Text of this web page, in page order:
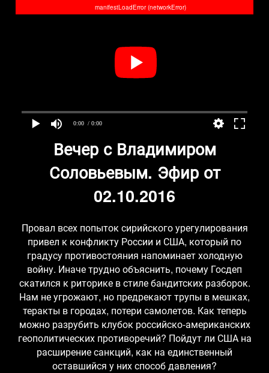
0:00 / 0:00
manifestLoadError (networkError)
Вечер с Владимиром
Соловьевым. Эфир от
02.10.2016
Провал всех попыток сирийского урегулирования
привел к конфликту России и США, который по
градусу противостояния напоминает холодную
войну. Иначе трудно объяснить, почему Госдеп
скатился к риторике в стиле бандитских разборок.
Нам не угрожают, но предрекают трупы в мешках,
теракты в городах, потери самолетов. Как теперь
можно разрубить клубок российско-американских
геополитических противоречий? Пойдут ли США на
расширение санкций, как на единственный
оставшийся у них способ давления?